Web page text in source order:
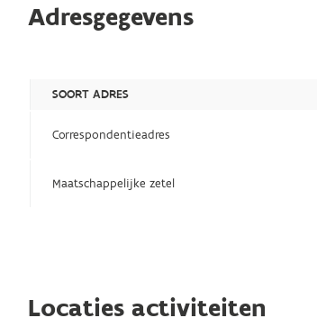
Adresgegevens
SOORT ADRES
Correspondentieadres
Maatschappelijke zetel
Locaties activiteiten